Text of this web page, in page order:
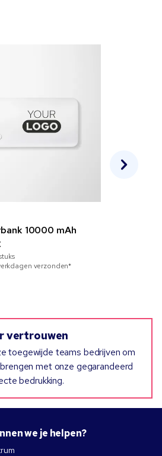
10000 mAh
verzonden*
vertrouwen
toegewijde teams bedrijven om
met onze gegarandeerd
bedrukking.
we je helpen?